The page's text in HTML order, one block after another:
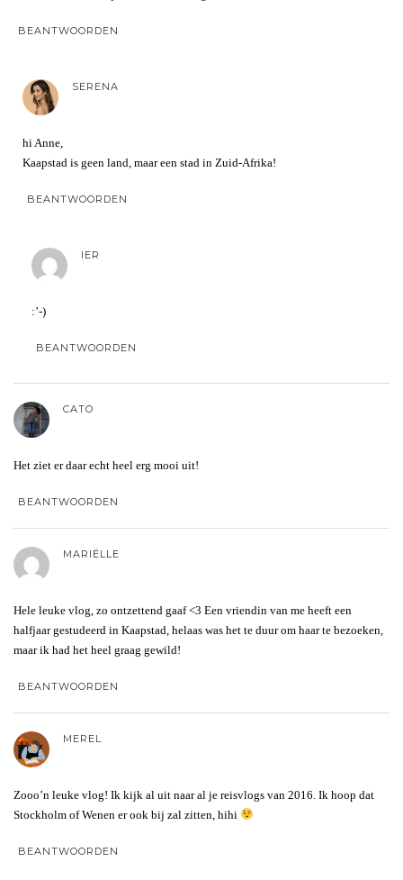
BEANTWOORDEN
SERENA
hi Anne,
Kaapstad is geen land, maar een stad in Zuid-Afrika!
BEANTWOORDEN
IER
:’-)
BEANTWOORDEN
CATO
Het ziet er daar echt heel erg mooi uit!
BEANTWOORDEN
MARIËLLE
Hele leuke vlog, zo ontzettend gaaf <3 Een vriendin van me heeft een
halfjaar gestudeerd in Kaapstad, helaas was het te duur om haar te bezoeken,
maar ik had het heel graag gewild!
BEANTWOORDEN
MEREL
Zooo’n leuke vlog! Ik kijk al uit naar al je reisvlogs van 2016. Ik hoop dat
Stockholm of Wenen er ook bij zal zitten, hihi
BEANTWOORDEN